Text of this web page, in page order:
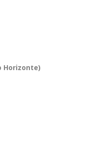
Horizonte)